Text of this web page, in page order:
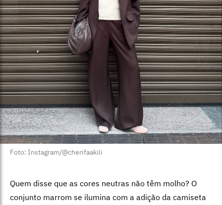
Foto: Instagram/@cherifaakili
Quem disse que as cores neutras não têm molho? O
conjunto marrom se ilumina com a adição da camiseta